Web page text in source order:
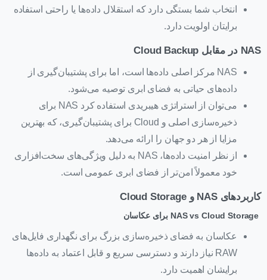
انتخاب شما بستگی دارد که استقلال داده‌ها یا راحتی استفاده
برایتان اولویت دارد.
NAS در مقابل Cloud Backup
NAS مرکز اصلی داده‌ها است، اما برای پشتیبان‌گیری از
داده‌های حیاتی به فضای ابری توصیه می‌شود.
می‌توان از استراتژی هیبریدی استفاده کرد NAS برای
ذخیره‌سازی اصلی و Cloud برای پشتیبان‌گیری، که بهترین
مزایا از هر دو جهان را ارائه می‌دهد.
از نظر امنیت داده‌ها، NAS به دلیل ویژگی‌های سخت‌افزاری
خود معمولاً امن‌تر از فضای ابری عمومی است.
کاربردهای NAS و Cloud Storage
عکاسان به فضای ذخیره‌سازی بزرگ برای نگهداری فایل‌های
RAW نیاز دارند و دسترسی سریع و قابل اعتماد به داده‌ها
برایشان اهمیت دارد.